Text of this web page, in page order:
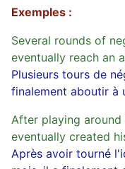
Exemples :
Several rounds of
eventually reach an
Plusieurs tours de
finalement aboutir à
After playing
eventually created
Après avoir tourné